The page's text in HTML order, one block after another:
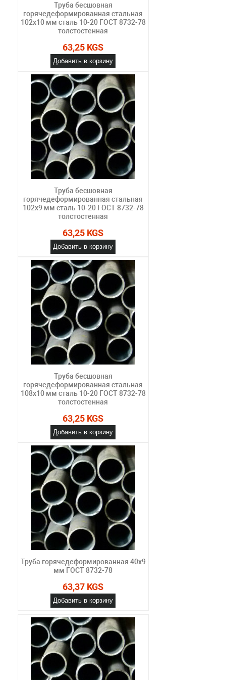
Труба бесшовная
горячедеформированная стальная
102х10 мм сталь 10-20 ГОСТ 8732-78
толстостенная
63,25 KGS
Добавить в корзину
Труба бесшовная
горячедеформированная стальная
102х9 мм сталь 10-20 ГОСТ 8732-78
толстостенная
63,25 KGS
Добавить в корзину
Труба бесшовная
горячедеформированная стальная
108х10 мм сталь 10-20 ГОСТ 8732-78
толстостенная
63,25 KGS
Добавить в корзину
Труба горячедеформированная 40х9
мм ГОСТ 8732-78
63,37 KGS
Добавить в корзину